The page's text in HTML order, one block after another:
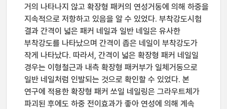
거의 나타나지 않고 확장형 패커의 연성거동에 의해 하중을
지속적으로 저항하고 있음을 알 수 있었다. 부착강도시험
결과 간격이 넓은 패커 네일과 일반 네일은 유사한
부착강도를 나타났으며 간격이 좁은 네일이 부착강도가
작게 나타났다. 따라서, 간격이 넓은 확장형 패커 네일일
경우는 이형철근과 내측 확장형 패커부가 일체거동으로
일반 네일처럼 인발되는 것으로 확인할 수 있었다. 본
연구에 적용한 확장형 패커 쏘일 네일링은 그라우트체가
파괴된 후에도 하중 전이효과가 좋아 연성에 의해 계속